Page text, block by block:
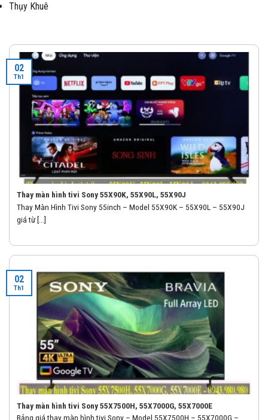
Thụy Khuê
Thay màn hình tivi Sony 55X90K, 55X90L, 55X90J
Thay Màn Hình Tivi Sony 55inch – Model 55X90K – 55X90L – 55X90J
giá từ [...]
02
Th1
Thay màn hình tivi Sony 55X7500H, 55X7000G, 55X7000E
Bảng giá thay màn hình tivi Sony – Model 55X7500H – 55X7000G –
02
Th1